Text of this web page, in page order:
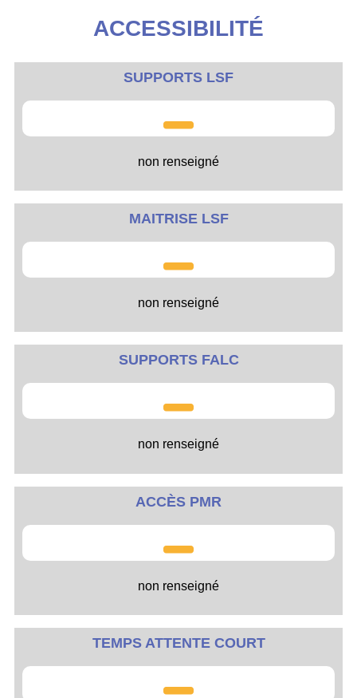
ACCESSIBILITÉ
SUPPORTS LSF
non renseigné
MAITRISE LSF
non renseigné
SUPPORTS FALC
non renseigné
ACCÈS PMR
non renseigné
TEMPS ATTENTE COURT